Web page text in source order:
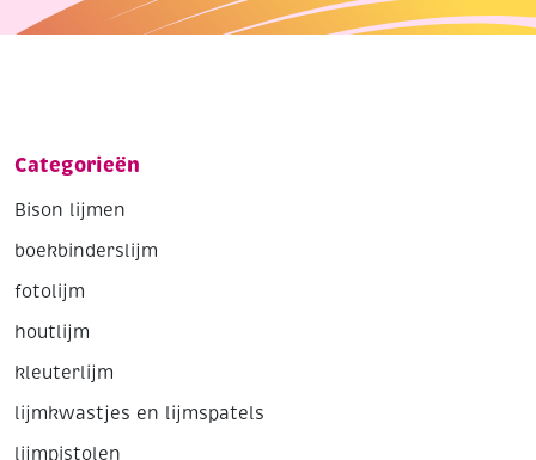
Categorieën
Bison lijmen
boekbinderslijm
fotolijm
houtlijm
kleuterlijm
lijmkwastjes en lijmspatels
lijmpistolen